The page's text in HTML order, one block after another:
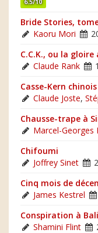
6.5/10
Bride Stories,
Kaoru Mori
C.C.K., ou la gloire
Claude Rank
Casse-Kern chinois
Claude Joste,
Chausse-trape à
Marcel-Georges
Chifoumi
Joffrey Sinet
Cinq mois de
James Kestrel
Conspiration à Bali
Shamini Flint